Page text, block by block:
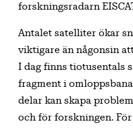
forskningsradarn
Antalet satelliter ökar
viktigare än någonsin
I dag finns tiotusentals
fragment i
delar kan skapa
och för forskningen.